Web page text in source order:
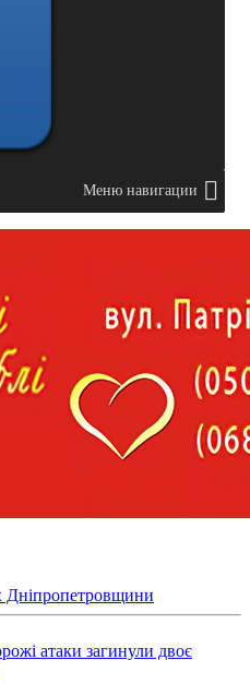
Меню навигации
Дніпропетровщини
атаки загинули двоє